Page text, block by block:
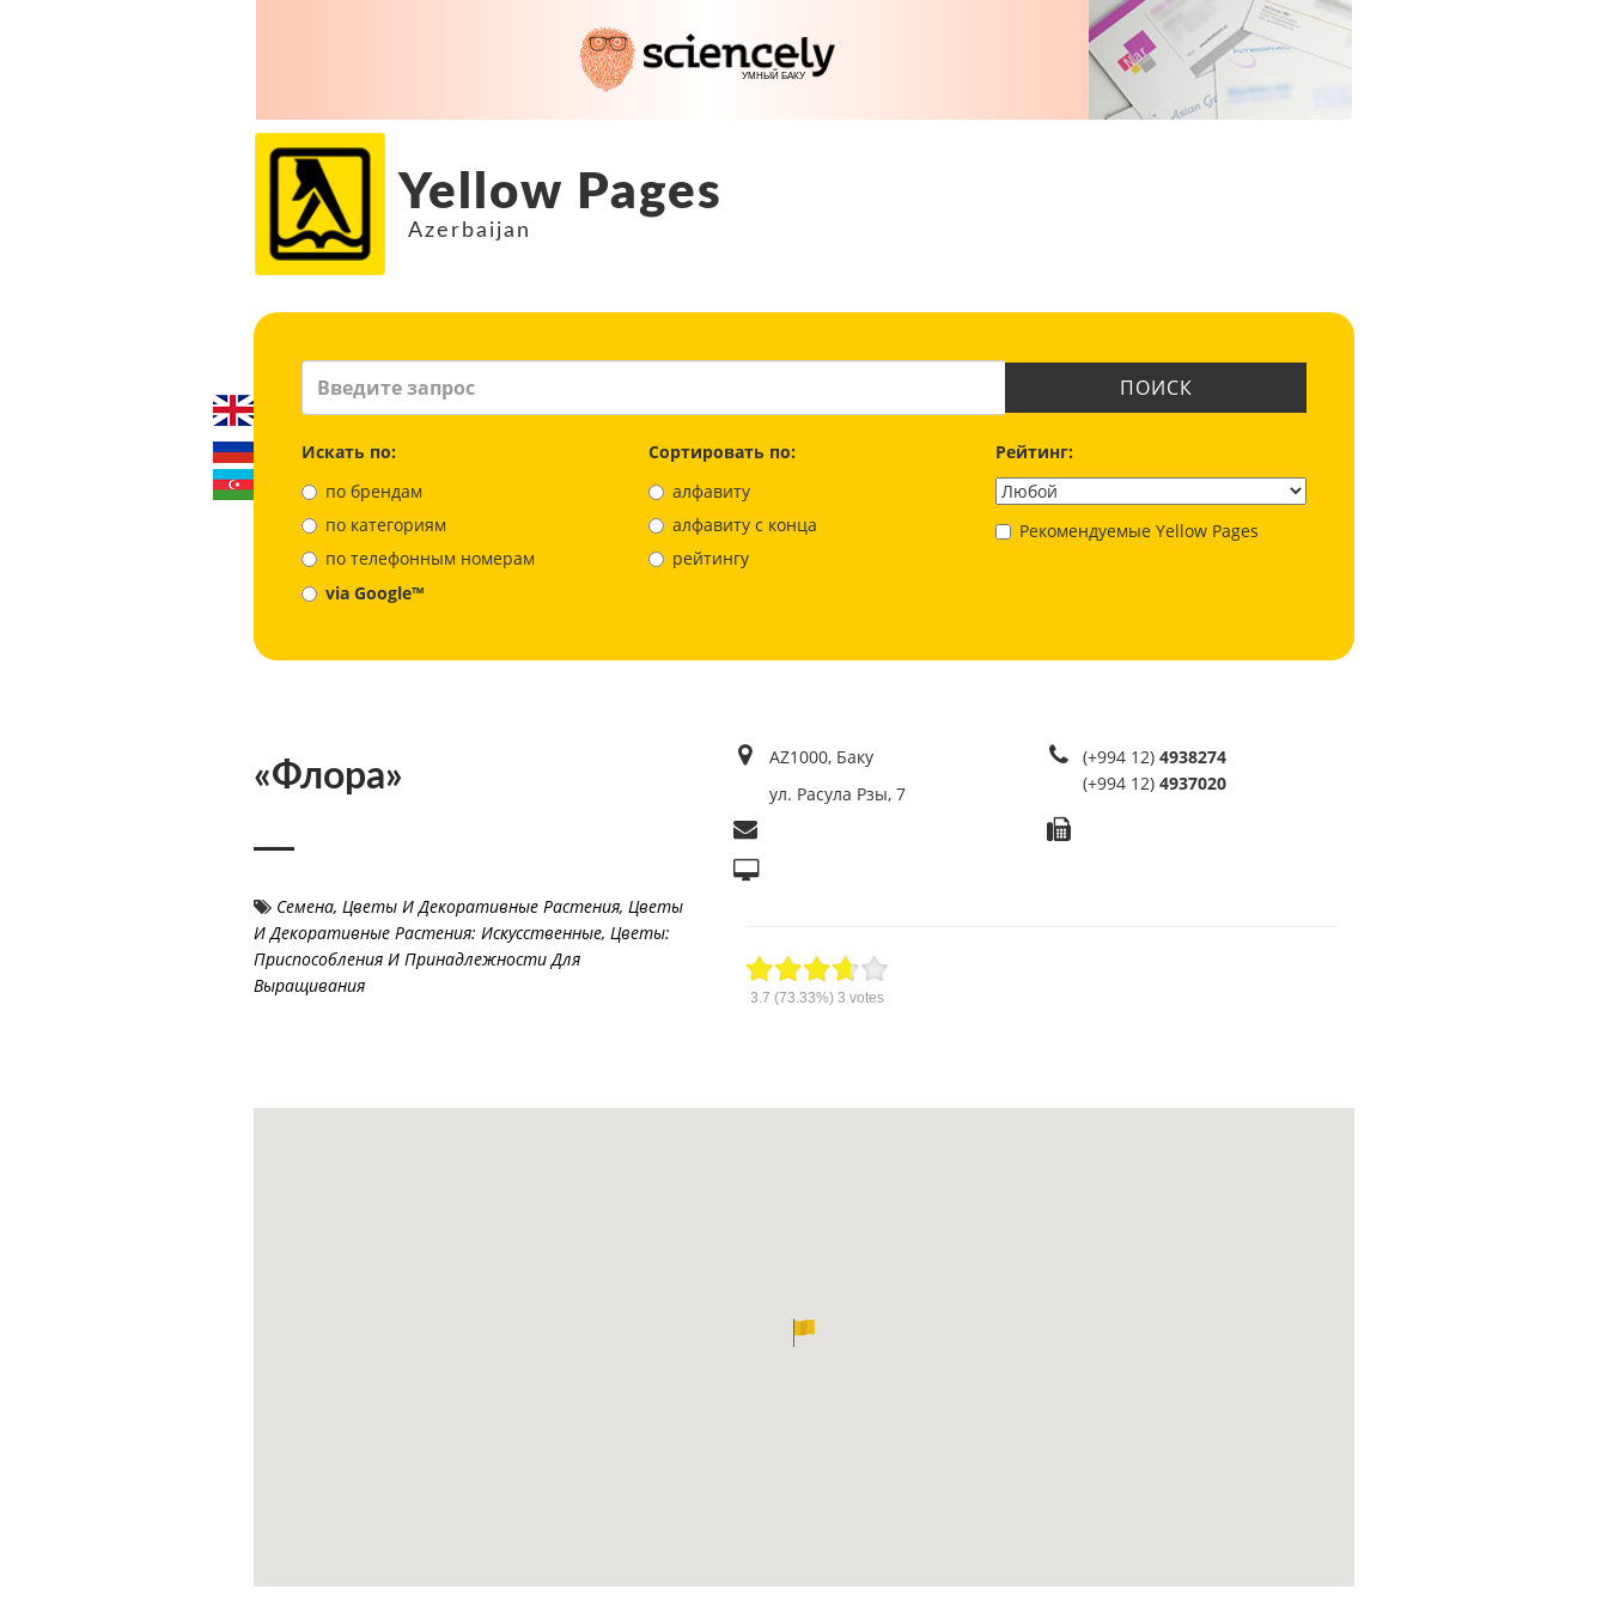
Yellow Pages
Azerbaijan
ПОИСК
Искать по:
по брендам
по категориям
по телефонным номерам
via Google™
Сортировать по:
алфавиту
aлфавиту с конца
рейтингу
Рейтинг:
Рекомендуемые Yellow Pages
«Флора»
Семена, Цветы И Декоративные Растения, Цветы
И Декоративные Растения: Искусственные, Цветы:
Приспособления И Принадлежности Для
Выращивания
AZ1000, Баку
ул. Расула Рзы, 7
(+994 12) 4938274
(+994 12) 4937020
3.7 (73.33%) 3 votes